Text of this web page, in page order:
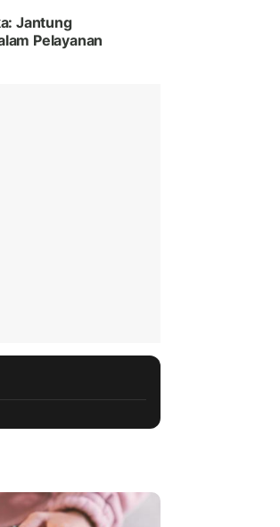
Jantung
Pelayanan